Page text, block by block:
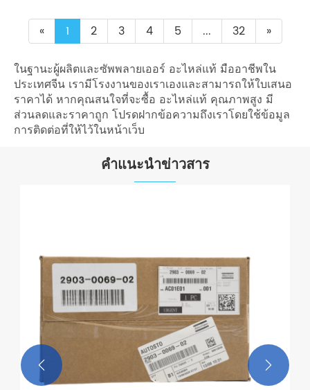
« 1 2 3 4 5 ... 32 »
ในฐานะผู้ผลิตและซัพพลายเออร์ อะไหล่แท้ มืออาชีพใน
ประเทศจีน เรามีโรงงานของเราเองและสามารถให้ใบเสนอ
ราคาได้ หากคุณสนใจที่จะซื้อ อะไหล่แท้ คุณภาพสูง มี
ส่วนลดและราคาถูก โปรดฝากข้อความถึงเราโดยใช้ข้อมูล
การติดต่อที่ให้ไว้ในหน้าเว็บ
คำแนะนำข่าวสาร
 